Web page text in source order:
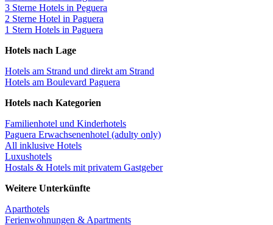
3 Sterne Hotels in Peguera
2 Sterne Hotel in Paguera
1 Stern Hotels in Paguera
Hotels nach Lage
Hotels am Strand und direkt am Strand
Hotels am Boulevard Paguera
Hotels nach Kategorien
Familienhotel und Kinderhotels
Paguera Erwachsenenhotel (adulty only)
All inklusive Hotels
Luxushotels
Hostals & Hotels mit privatem Gastgeber
Weitere Unterkünfte
Aparthotels
Ferienwohnungen & Apartments